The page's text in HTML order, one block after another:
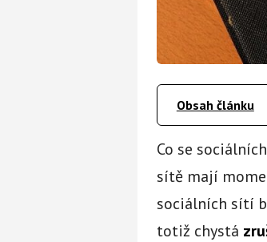
Obsah článku
Co se
sítě mají
sociálních sítí
totiž chystá